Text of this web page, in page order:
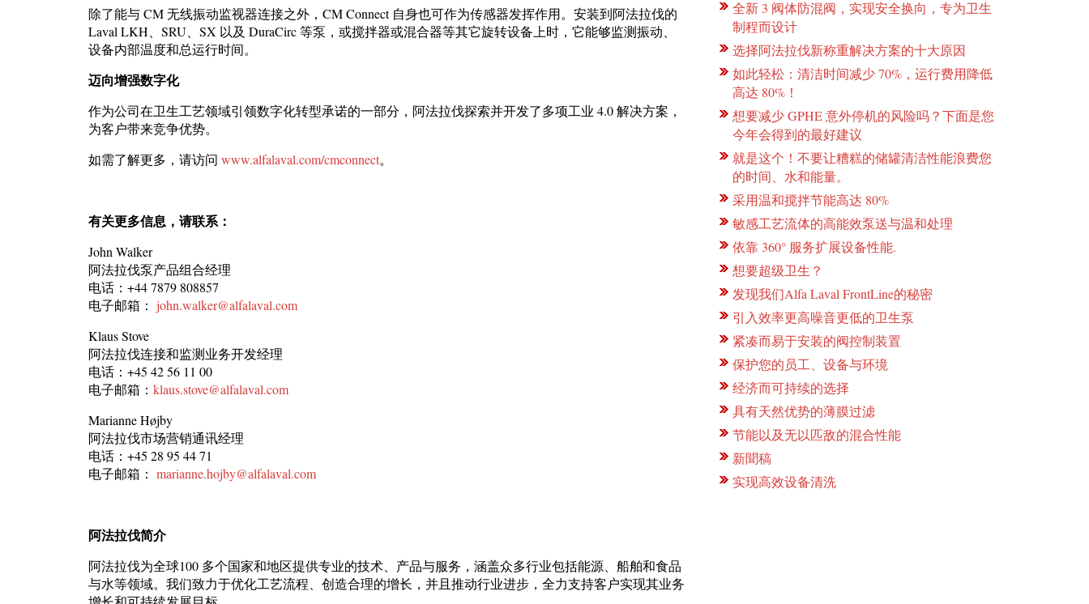
除了能与 CM 无线振动监视器连接之外，CM Connect 自身也可作为传感器发挥作用。安装到阿法拉伐的
Laval LKH、SRU、SX 以及 DuraCirc 等泵，或搅拌器或混合器等其它旋转设备上时，它能够监测振动、
设备内部温度和总运行时间。
迈向增强数字化
作为公司在卫生工艺领域引领数字化转型承诺的一部分，阿法拉伐探索并开发了多项工业 4.0 解决方案，
为客户带来竞争优势。
如需了解更多，请访问www.alfalaval.com/cmconnect。
有关更多信息，请联系：
John Walker
阿法拉伐泵产品组合经理
电话：+44 7879 808857
电子邮箱：john.walker@alfalaval.com
Klaus Stove
阿法拉伐连接和监测业务开发经理
电话：+45 42 56 11 00
电子邮箱：klaus.stove@alfalaval.com
Marianne Højby
阿法拉伐市场营销通讯经理
电话：+45 28 95 44 71
电子邮箱：marianne.hojby@alfalaval.com
阿法拉伐简介
阿法拉伐为全球100 多个国家和地区提供专业的技术、产品与服务，涵盖众多行业包括能源、船舶和食品
与水等领域。我们致力于优化工艺流程、创造合理的增长，并且推动行业进步，全力支持客户实现其业务
全新 3 阀体防混阀，实现安全换向，专为卫生
制程而设计
选择阿法拉伐新称重解决方案的十大原因
如此轻松：清洁时间减少 70%，运行费用降低
高达 80%！
想要减少 GPHE 意外停机的风险吗？下面是您
今年会得到的最好建议
就是这个！不要让糟糕的储罐清洁性能浪费您
的时间、水和能量。
采用温和搅拌节能高达 80%
敏感工艺流体的高能效泵送与温和处理
依靠 360° 服务扩展设备性能.
想要超级卫生？
发现我们Alfa Laval FrontLine的秘密
引入效率更高噪音更低的卫生泵
紧凑而易于安装的阀控制装置
保护您的员工、设备与环境
经济而可持续的选择
具有天然优势的薄膜过滤
节能以及无以匹敌的混合性能
新聞稿
实现高效设备清洗